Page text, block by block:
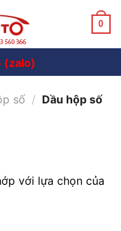
0
số / Dầu hộp số
với lựa chọn của